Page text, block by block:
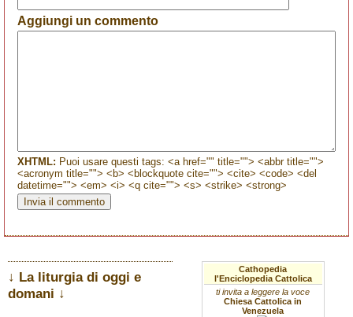
Aggiungi un commento
XHTML: Puoi usare questi tags: <a href="" title=""> <abbr title="">
<acronym title=""> <b> <blockquote cite=""> <cite> <code> <del
datetime=""> <em> <i> <q cite=""> <s> <strike> <strong>
↓ La liturgia di oggi e
domani ↓
Cathopedia
l'Enciclopedia Cattolica
ti invita a leggere la voce
Chiesa Cattolica in
Venezuela